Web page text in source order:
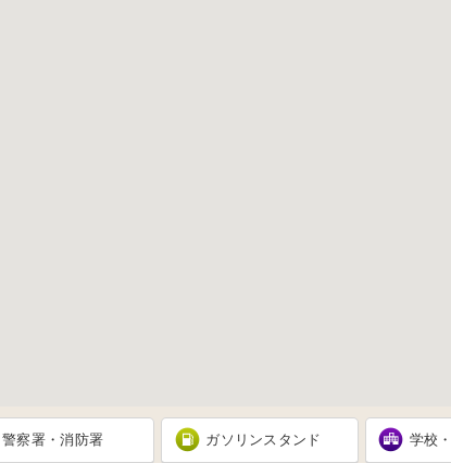
警察署・消防署 ガソリンスタンド 学校